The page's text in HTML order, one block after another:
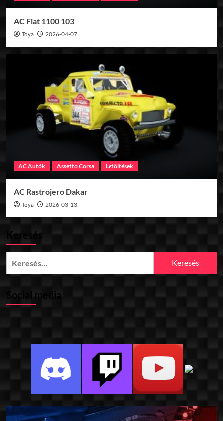
AC Fiat 1100 103
Toya 2026-04-07
AC Autók Assetto Corsa Letöltések
AC Rastrojero Dakar
Toya 2026-03-13
Keresés
Social media